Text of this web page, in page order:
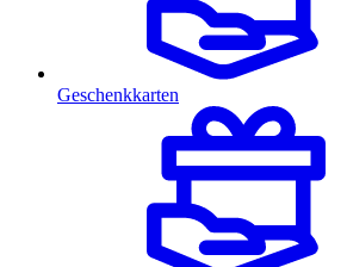
Geschenkkarten